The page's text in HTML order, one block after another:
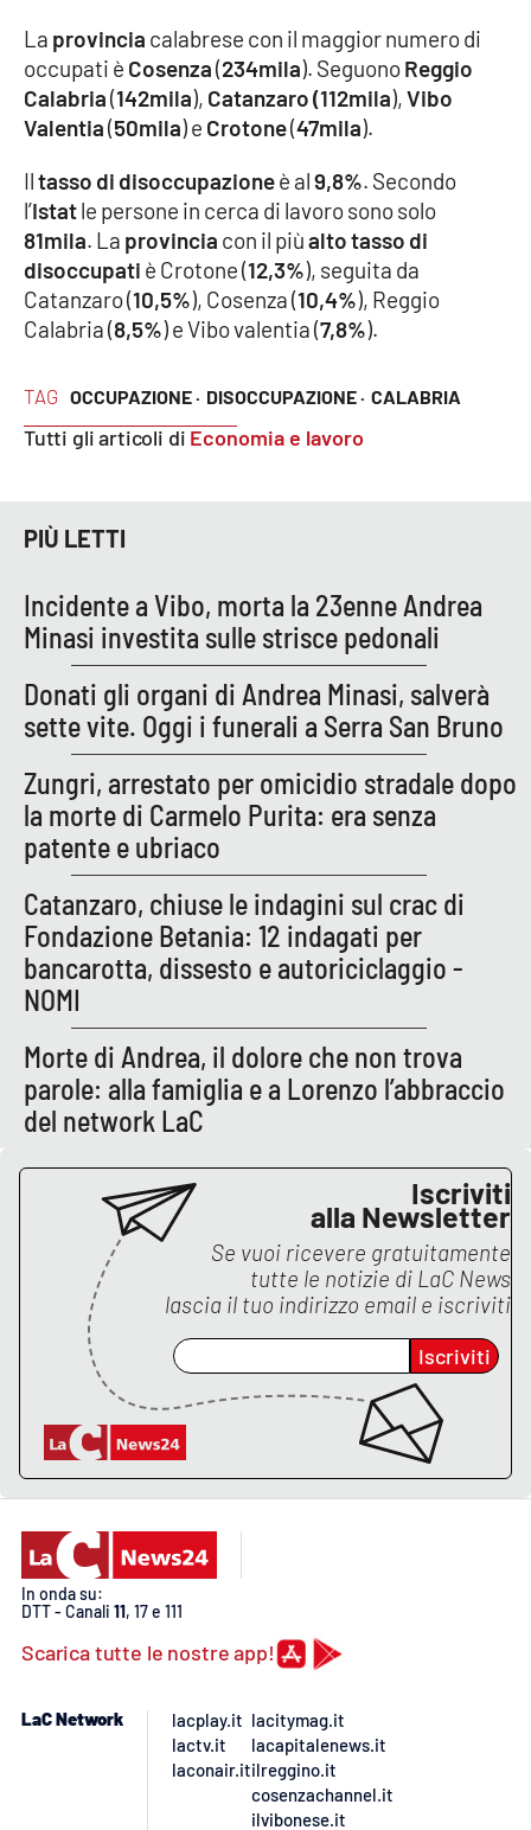
STREAMING
LaC TV
LaC Network
LaC OnAir
EDIZIONI
LOCALI
Crotone
Cosenza
Lamezia Terme
PROGETTI
SPECIALI
Buona Sanità Calabria
LACALABRIAVISIONE
Destinazioni
Eventi
Food
NETWORK
Lacplay.it
Lactv.it
Laconair.it
Lacitymag.it
Lacapitalenews.it
Ilreggino.it
Cosenzachannel.it
Ilvibonese.it
TAG OCCUPAZIONE · DISOCCUPAZIONE · CALABRIA
Tutti gli articoli di Economia e lavoro
La provincia calabrese con il maggior numero di
occupati è Cosenza(234mila). SeguonoReggio
Calabria(142mila), Catanzaro (112mila),Vibo
Valentia(50mila) e Crotone(47mila).
Iltasso di disoccupazioneè al9,8%. Secondo
l’Istatle persone in cerca di lavoro sono solo
81mila. La provincia con il piùalto tasso di
disoccupati è Crotone (12,3%), seguita da
Catanzaro (10,5%), Cosenza (10,4%), Reggio
Calabria (8,5%) e Vibo valentia (7,8%).
PIÙ LETTI
Incidente a Vibo, morta la 23enne Andrea
Minasi investita sulle strisce pedonali
Donati gli organi di Andrea Minasi, salverà
sette vite. Oggi i funerali a Serra San Bruno
Zungri, arrestato per omicidio stradale dopo
la morte di Carmelo Purita: era senza
patente e ubriaco
Catanzaro, chiuse le indagini sul crac di
Fondazione Betania: 12 indagati per
bancarotta, dissesto e autoriciclaggio -
NOMI
Morte di Andrea, il dolore che non trova
parole: alla famiglia e a Lorenzo l’abbraccio
del network LaC
Iscriviti
alla Newsletter
Se vuoi ricevere gratuitamente
tutte le notizie di LaC News
lascia il tuo indirizzo email e iscriviti
Iscriviti
In onda su:
DTT - Canali 11, 17 e 111
Scarica tutte le nostre app!
LaC Network
lacplay.it
lactv.it
laconair.it
lacitymag.it
lacapitalenews.it
ilreggino.it
cosenzachannel.it
ilvibonese.it